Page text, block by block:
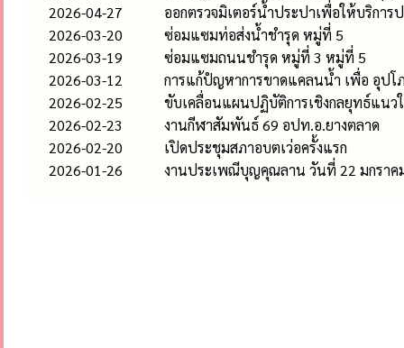
2026-04-27
ออกตรวจมิเตอร์น้ำประปาเพื่อให้บริการ
2026-03-20
ซ่อมแซมท่อส่งน้ำชำรุด หมู่ที่ 5
2026-03-19
ซ่อมแซมถนนชำรุด หมู่ที่ 3 หมู่ที่ 5
2026-03-12
การแก้ปํญหาการขาดแคลนน้ำ เพื่อ อุปโ
2026-02-25
ขับเคลื่อนแผนปฏิบัติการเชิงกลยุทธ์แนวใ
2026-02-23
งานกีฬาสัมพันธ์ 69 อปท.อ.ยางตลาด
2026-02-20
เปิดประชุมสภาอบตเว่อครั้งแรก
2026-01-26
งานประเพณีบุญคุณลาน วันที่ 22 มกราค